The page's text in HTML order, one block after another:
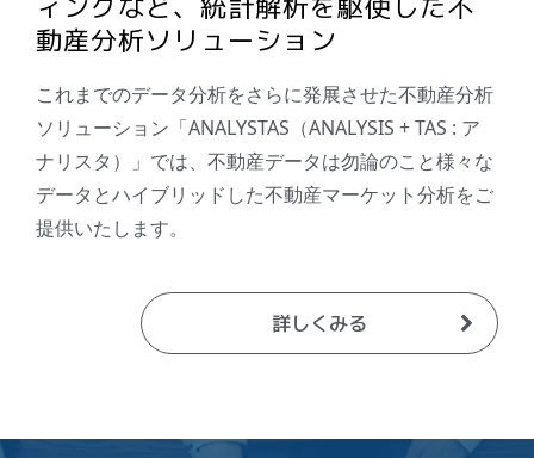
動産分析ソリューション
これまでのデータ分析をさらに発展させた不動産分析
ソリューション「ANALYSTAS（ANALYSIS + TAS : ア
ナリスタ）」では、不動産データは勿論のこと様々な
データとハイブリッドした不動産マーケット分析をご
提供いたします。
詳しくみる